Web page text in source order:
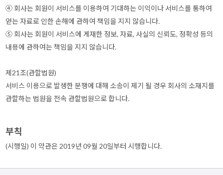
④ 회사는 회원이 서비스를 이용하여 기대하는 이익이나 서비스를 통하여
얻는 자료로 인한 손해에 관하여 책임을 지지 않습니다.
⑤ 회사는 회원이 서비스에 게재한 정보, 자료, 사실의 신뢰도, 정확성 등의
내용에 관하여는 책임을 지지 않습니다.
제21조(관할법원)
서비스 이용으로 발생한 분쟁에 대해 소송이 제기 될 경우 회사의 소재지를
관할하는 법원을 전속 관할법원으로 합니다.
부칙
(시행일) 이 약관은 2019년 09월 20일부터 시행합니다.